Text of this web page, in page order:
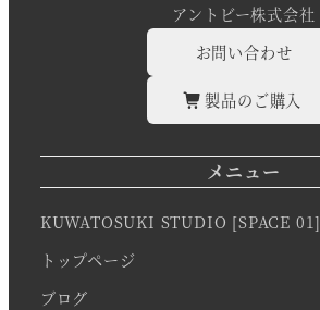
アントビー株式会社
お問い合わせ
製品のご購入
メニュー
KUWATOSUKI STUDIO [SPACE 01]
トップページ
ブログ